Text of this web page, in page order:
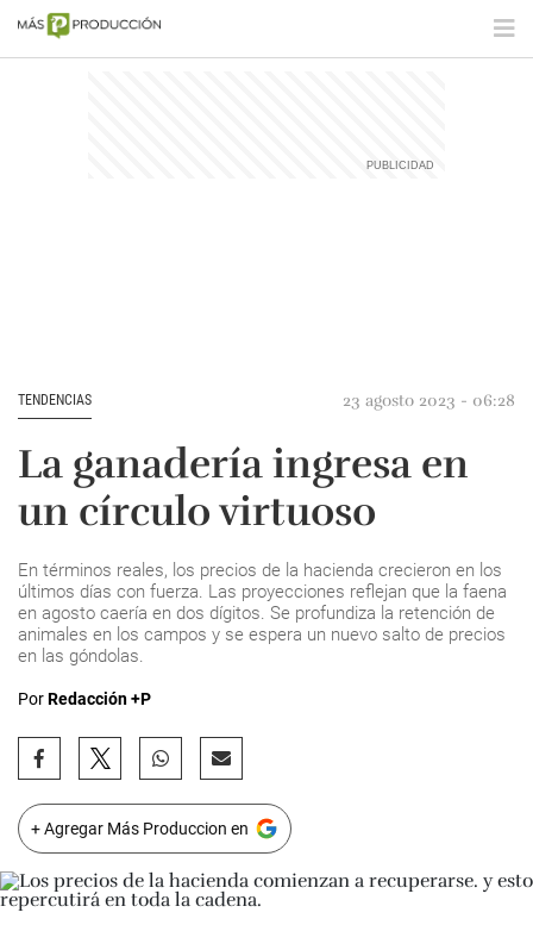
TENDENCIAS 23 agosto 2023 - 06:28
La ganadería ingresa en
un círculo virtuoso
En términos reales, los precios de la hacienda crecieron en los
últimos días con fuerza. Las proyecciones reflejan que la faena
en agosto caería en dos dígitos. Se profundiza la retención de
animales en los campos y se espera un nuevo salto de precios
en las góndolas.
PorRedacción +P
+ Agregar Más Produccion en